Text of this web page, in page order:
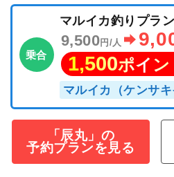
乗合
マルイカ釣りプラ
9,500 円/人
1,500ポイン
マルイカ（ケンサキ
「辰丸」の
予約プランを見る